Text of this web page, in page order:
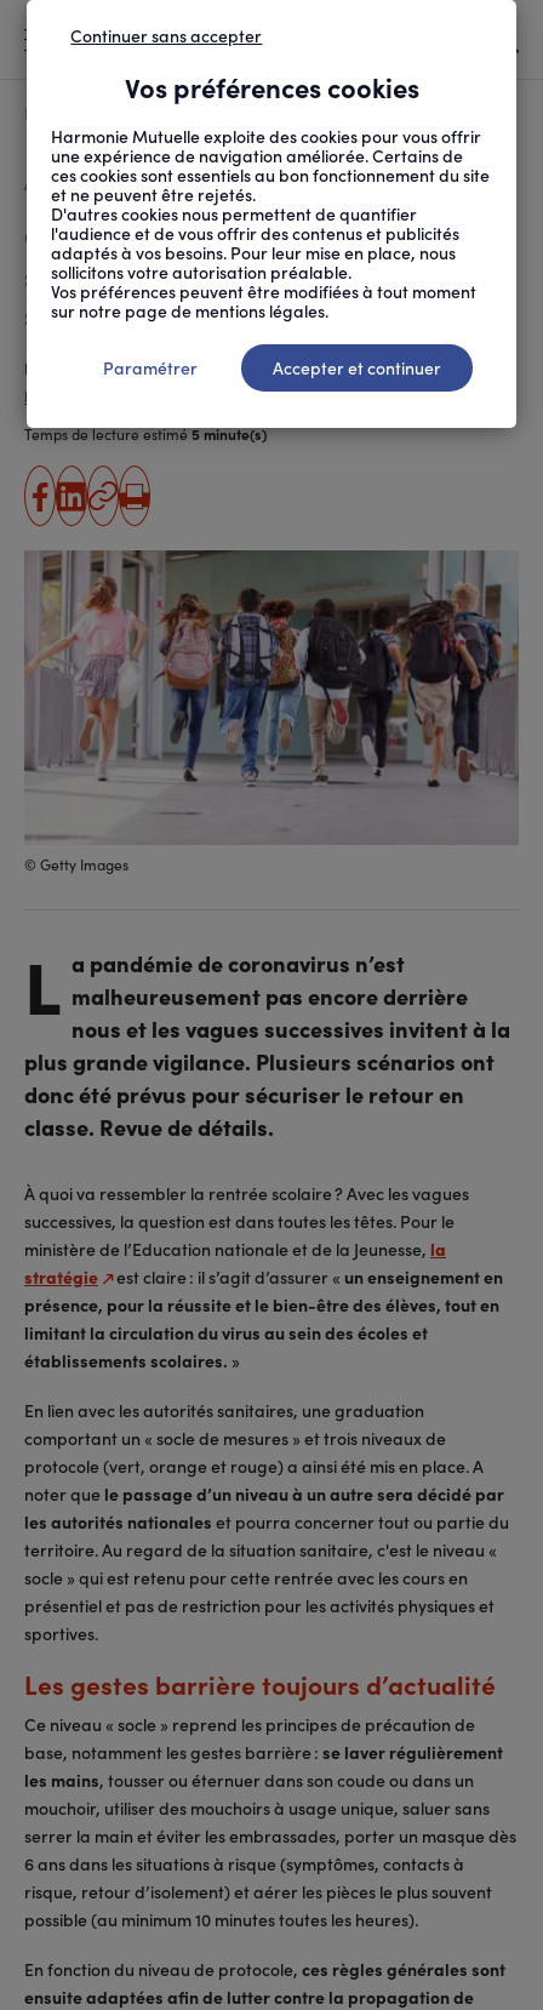
D'ARIANE
ACCUEIL SOCIÉTÉ AU QUOTIDIEN COVID-19 : QUELLES M...
Covid-19 : quelles mesures
sanitaires pour la rentrée
scolaire ?
Publié le 31.08.2022
Natacha Czerwinski
Temps de lecture estimé5 minute(s)
partager
sur
facebook
partager
sur
linkedin
Copier
l'URL
Imprimer
© Getty Images
L a pandémie de coronavirus n’est
malheureusement pas encore derrière
nous et les vagues successives invitent à la
plus grande vigilance. Plusieurs scénarios ont
donc été prévus pour sécuriser le retour en
classe. Revue de détails.
À quoi va ressembler la rentrée scolaire ? Avec les vagues
successives, la question est dans toutes les têtes. Pour le
ministère de l’Education nationale et de la Jeunesse, la
stratégie est claire : il s’agit d’assurer « un enseignement en
présence, pour la réussite et le bien-être des élèves, tout en
limitant la circulation du virus au sein des écoles et
établissements scolaires. »
En lien avec les autorités sanitaires, une graduation
comportant un « socle de mesures » et trois niveaux de
protocole (vert, orange et rouge) a ainsi été mis en place. A
noter que le passage d’un niveau à un autre sera décidé par
les autorités nationales et pourra concerner tout ou partie du
territoire. Au regard de la situation sanitaire, c'est le niveau «
socle » qui est retenu pour cette rentrée avec les cours en
présentiel et pas de restriction pour les activités physiques et
sportives.
Les gestes barrière toujours d’actualité
Ce niveau « socle » reprend les principes de précaution de
base, notamment les gestes barrière : se laver régulièrement
les mains, tousser ou éternuer dans son coude ou dans un
mouchoir, utiliser des mouchoirs à usage unique, saluer sans
serrer la main et éviter les embrassades, porter un masque dès
6 ans dans les situations à risque (symptômes, contacts à
risque, retour d’isolement) et aérer les pièces le plus souvent
possible (au minimum 10 minutes toutes les heures).
En fonction du niveau de protocole, ces règles générales sont
ensuite adaptées afin de lutter contre la propagation de
Vos préférences cookies
Harmonie Mutuelle exploite des cookies pour vous offrir
une expérience de navigation améliorée. Certains de
ces cookies sont essentiels au bon fonctionnement du site
et ne peuvent être rejetés.
D'autres cookies nous permettent de quantifier
l'audience et de vous offrir des contenus et publicités
adaptés à vos besoins. Pour leur mise en place, nous
sollicitons votre autorisation préalable.
Vos préférences peuvent être modifiées à tout moment
sur notre page de mentions légales.
Continuer sans accepter
Paramétrer Accepter et continuer